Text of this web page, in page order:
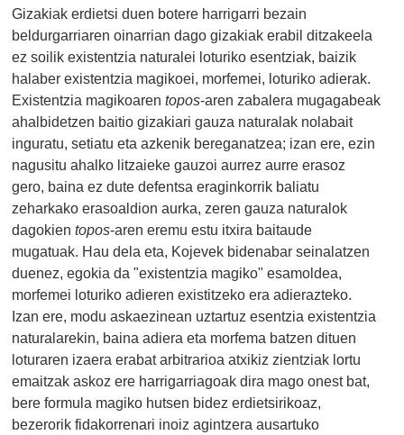
Gizakiak erdietsi duen botere harrigarri bezain
beldurgarriaren oinarrian dago gizakiak erabil ditzakeela
ez soilik existentzia naturalei loturiko esentziak, baizik
halaber existentzia magikoei, morfemei, loturiko adierak.
Existentzia magikoarentopos-aren zabalera mugagabeak
ahalbidetzen baitio gizakiari gauza naturalak nolabait
inguratu, setiatu eta azkenik bereganatzea; izan ere, ezin
nagusitu ahalko litzaieke gauzoi aurrez aurre erasoz
gero, baina ez dute defentsa eraginkorrik baliatu
zeharkako erasoaldion aurka, zeren gauza naturalok
dagokientopos-aren eremu estu itxira baitaude
mugatuak. Hau dela eta, Kojevek bidenabar seinalatzen
duenez, egokia da "existentzia magiko" esamoldea,
morfemei loturiko adieren existitzeko era adierazteko.
Izan ere, modu askaezinean uztartuz esentzia existentzia
naturalarekin, baina adiera eta morfema batzen dituen
loturaren izaera erabat arbitrarioa atxikiz zientziak lortu
emaitzak askoz ere harrigarriagoak dira mago onest bat,
bere formula magiko hutsen bidez erdietsirikoaz,
bezerorik fidakorrenari inoiz agintzera ausartuko